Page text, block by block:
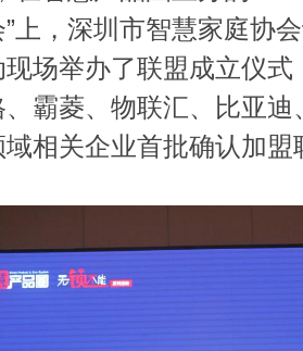
上，深圳市智慧家庭协
场举办了联盟成立仪
、霸菱、物联汇、比亚
相关企业首批确认加盟